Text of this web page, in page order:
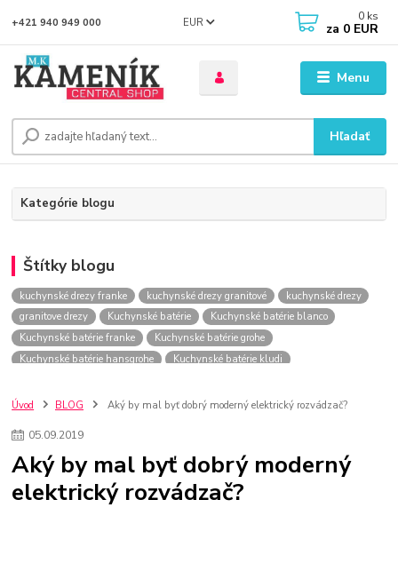
Menu
EUR
Hľadať
+421 940 949 000 0 ks
za 0 EUR
Kategórie blogu
Štítky blogu
kuchynské drezy franke kuchynské drezy granitové
kuchynské drezy
granitove drezy
Kuchynské batérie
Kuchynské batérie blanco
Kuchynské batérie franke
Kuchynské batérie grohe
Kuchynské batérie hansgrohe
Kuchynské batérie kludi
kuchynské batérie sagittarius
kuchynské batérie
vodovodné batérie
kuchynské drezy sety
kúpelňové batérie
vodovodné batérie do kúpelne kuchynske
drez
bidetové batérie
vaňové batérie
sprchové batérie
vodovodné batérie blanco
Úvod BLOG Aký by mal byť dobrý moderný elektrický rozvádzač?
05.09.2019
Aký by mal byť dobrý moderný
elektrický rozvádzač?